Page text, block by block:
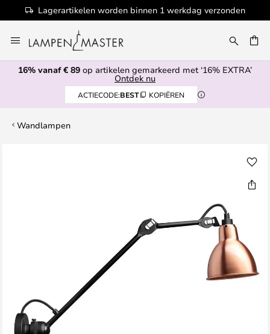
Lagerartikelen worden binnen 1 werkdag verzonden
naar
de
inhoud
16% vanaf € 89 op artikelen gemarkeerd met ‘16% EXTRA’
Ontdek nu
ACTIECODE:BEST KOPIËREN
Wandlampen